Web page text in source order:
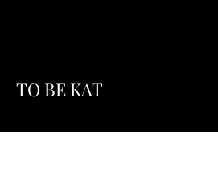
TO BE KAT